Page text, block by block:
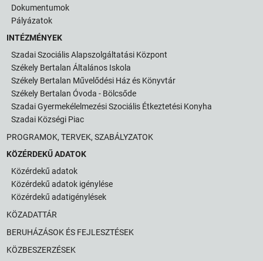
Dokumentumok
Pályázatok
INTÉZMÉNYEK
Szadai Szociális Alapszolgáltatási Központ
Székely Bertalan Általános Iskola
Székely Bertalan Művelődési Ház és Könyvtár
Székely Bertalan Óvoda - Bölcsőde
Szadai Gyermekélelmezési Szociális Étkeztetési Konyha
Szadai Községi Piac
PROGRAMOK, TERVEK, SZABÁLYZATOK
KÖZÉRDEKŰ ADATOK
Közérdekű adatok
Közérdekű adatok igénylése
Közérdekű adatigénylések
KÖZADATTÁR
BERUHÁZÁSOK ÉS FEJLESZTÉSEK
KÖZBESZERZÉSEK